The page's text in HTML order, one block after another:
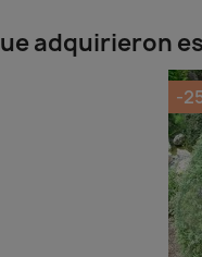
adquirieron
-